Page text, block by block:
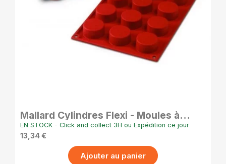
Mallard Cylindres Flexi - Moules à
Cylindres en Silicone - 4 cm
EN STOCK - Click and collect 3H ou Expédition ce jour
13,34 €
Ajouter au panier